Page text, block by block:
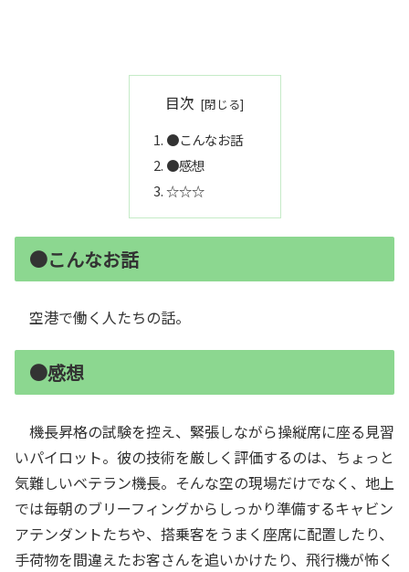
目次
●こんなお話
●感想
☆☆☆
●こんなお話
空港で働く人たちの話。
●感想
機長昇格の試験を控え、緊張しながら操縦席に座る見習
いパイロット。彼の技術を厳しく評価するのは、ちょっと
気難しいベテラン機長。そんな空の現場だけでなく、地上
では毎朝のブリーフィングからしっかり準備するキャビン
アテンダントたちや、搭乗客をうまく座席に配置したり、
手荷物を間違えたお客さんを追いかけたり、飛行機が怖く